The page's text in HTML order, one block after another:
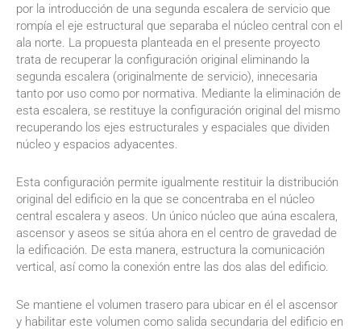
por la introducción de una segunda escalera de servicio que
rompía el eje estructural que separaba el núcleo central con el
ala norte. La propuesta planteada en el presente proyecto
trata de recuperar la configuración original eliminando la
segunda escalera (originalmente de servicio), innecesaria
tanto por uso como por normativa. Mediante la eliminación de
esta escalera, se restituye la configuración original del mismo
recuperando los ejes estructurales y espaciales que dividen
núcleo y espacios adyacentes.
Esta configuración permite igualmente restituir la distribución
original del edificio en la que se concentraba en el núcleo
central escalera y aseos. Un único núcleo que aúna escalera,
ascensor y aseos se sitúa ahora en el centro de gravedad de
la edificación. De esta manera, estructura la comunicación
vertical, así como la conexión entre las dos alas del edificio.
Se mantiene el volumen trasero para ubicar en él el ascensor
y habilitar este volumen como salida secundaria del edificio en